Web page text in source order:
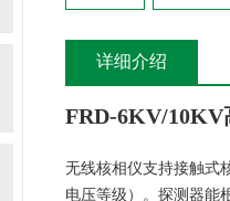
详细介绍
FRD-6KV/10KV
无线核相仪支持接触式
电压等级）。探测器能